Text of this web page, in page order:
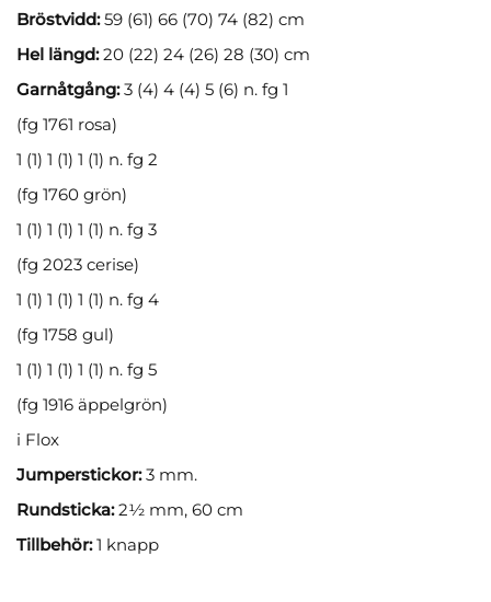
Bröstvidd:59 (61) 66 (70) 74 (82) cm
Hel längd:20 (22) 24 (26) 28 (30) cm
Garnåtgång:3 (4) 4 (4) 5 (6) n. fg 1
(fg 1761 rosa)
1 (1) 1 (1) 1 (1) n. fg 2
(fg 1760 grön)
1 (1) 1 (1) 1 (1) n. fg 3
(fg 2023 cerise)
1 (1) 1 (1) 1 (1) n. fg 4
(fg 1758 gul)
1 (1) 1 (1) 1 (1) n. fg 5
(fg 1916 äppelgrön)
i Flox
Jumperstickor:3 mm.
Rundsticka:2½ mm, 60 cm
Tillbehör:1 knapp